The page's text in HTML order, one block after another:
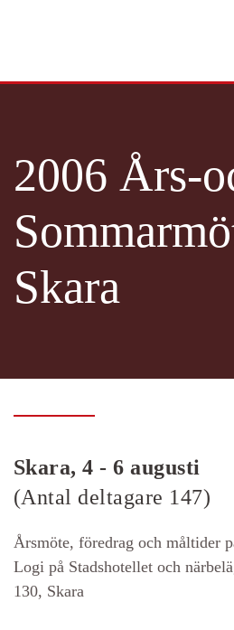
2006 Års-
Skara
Skara, 4 - 6 augusti
(Antal deltagare 147)
Årsmöte, föredrag och måltider
Logi på Stadshotellet och
130, Skara